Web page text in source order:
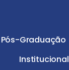
Pós-Graduação
Institucional